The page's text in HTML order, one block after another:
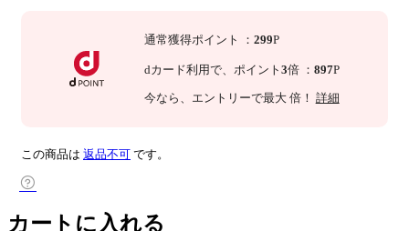
通常獲得ポイント ： 299P
dカード利用で、 ポイント 3倍 ： 897P
今なら 、エントリーで最大 倍！ 詳細
この商品は 返品不可 です。
カートに入れる